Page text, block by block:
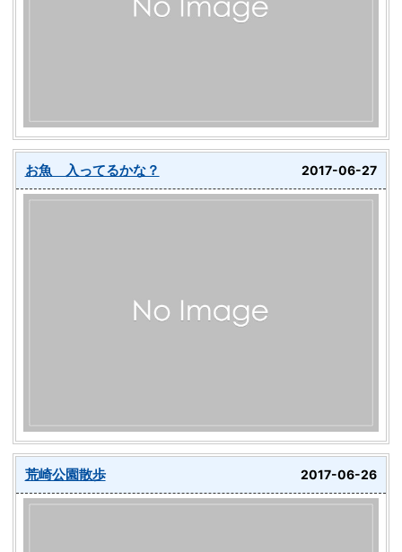
お魚 入ってるかな？ 2017-06-27
荒崎公園散歩 2017-06-26